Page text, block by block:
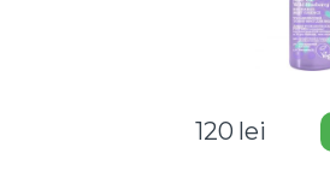
120 lei